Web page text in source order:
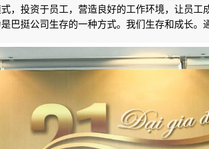
，投资于员工，营造良好的工作环境，让员
巴挺公司生存的一种方式。我们生存和成长